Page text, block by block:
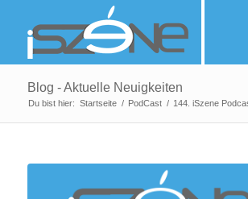
Blog - Aktuelle Neuigkeiten
Du bist hier: Startseite / PodCast / 144. iSzene